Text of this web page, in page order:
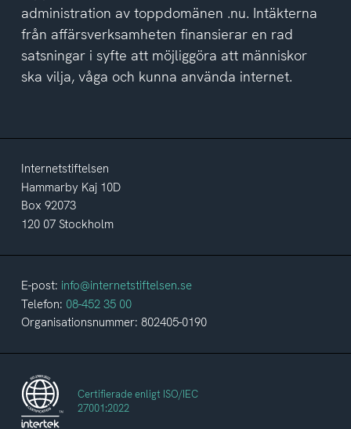
administration av toppdomänen .nu. Intäkterna
från affärsverksamheten finansierar en rad
satsningar i syfte att möjliggöra att människor
ska vilja, våga och kunna använda internet.
Internetstiftelsen
Hammarby Kaj 10D
Box 92073
120 07 Stockholm
E-post: info@internetstiftelsen.se
Telefon: 08-452 35 00
Organisationsnummer: 802405-0190
Certifierade enligt ISO/IEC
27001:2022